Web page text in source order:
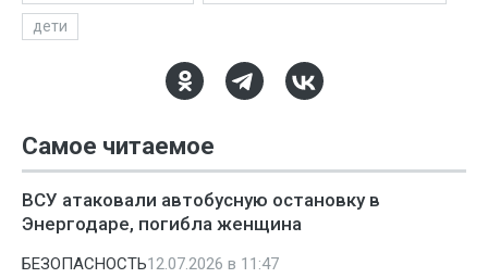
дети
Самое читаемое
ВСУ атаковали автобусную остановку в
Энергодаре, погибла женщина
БЕЗОПАСНОСТЬ12.07.2026 в 11:47